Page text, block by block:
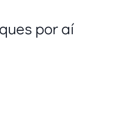
por aí